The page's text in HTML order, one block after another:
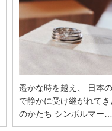
遥かな時を越え、 日本
で静かに受け継がれて
のかたち シンボルマー…